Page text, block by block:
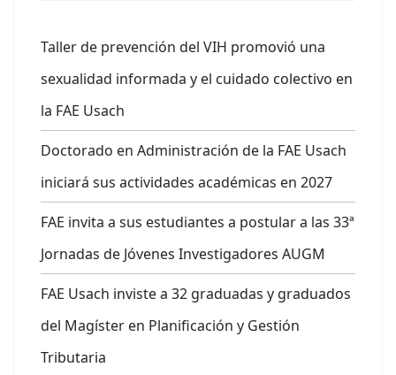
Taller de prevención del VIH promovió una
sexualidad informada y el cuidado colectivo en
la FAE Usach
Doctorado en Administración de la FAE Usach
iniciará sus actividades académicas en 2027
FAE invita a sus estudiantes a postular a las 33ª
Jornadas de Jóvenes Investigadores AUGM
FAE Usach inviste a 32 graduadas y graduados
del Magíster en Planificación y Gestión
Tributaria